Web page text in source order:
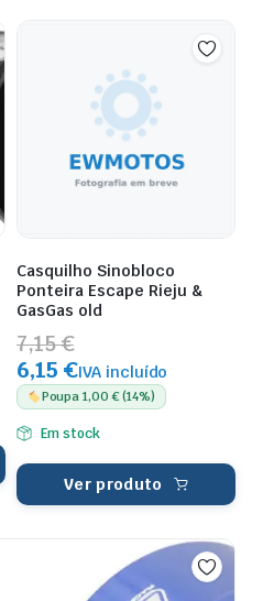
Casquilho Sinobloco
Ponteira Escape Rieju &
GasGas old
7,15 €
6,15 €IVA incluído
Poupa 1,00 € (14%)
Em stock
Ver produto